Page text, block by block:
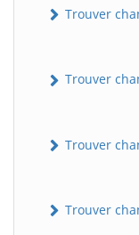
Trouver
Trouver
Trouver
Trouver